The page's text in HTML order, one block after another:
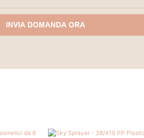
INVIA DOMANDA ORA